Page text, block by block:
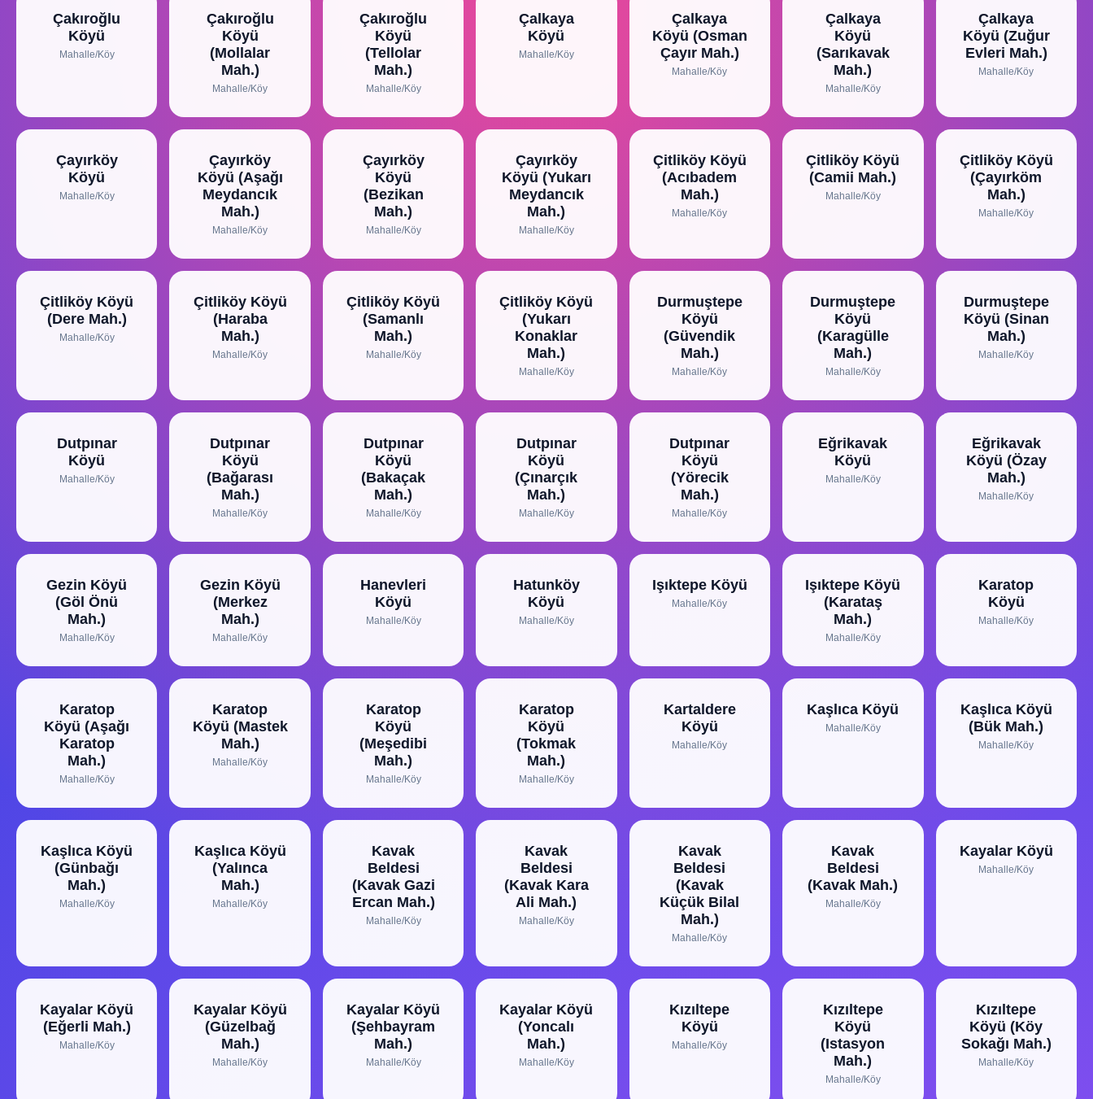
Çakıroğlu
Köyü
Mahalle/Köy
Çakıroğlu
Köyü
(Mollalar
Mah.)
Mahalle/Köy
Çakıroğlu
Köyü
(Tellolar
Mah.)
Mahalle/Köy
Çalkaya
Köyü
Mahalle/Köy
Çalkaya
Köyü (Osman
Çayır Mah.)
Mahalle/Köy
Çalkaya
Köyü
(Sarıkavak
Mah.)
Mahalle/Köy
Çalkaya
Köyü (Zuğur
Evleri Mah.)
Mahalle/Köy
Çayırköy
Köyü
Mahalle/Köy
Çayırköy
Köyü (Aşağı
Meydancık
Mah.)
Mahalle/Köy
Çayırköy
Köyü
(Bezikan
Mah.)
Mahalle/Köy
Çayırköy
Köyü (Yukarı
Meydancık
Mah.)
Mahalle/Köy
Çitliköy Köyü
(Acıbadem
Mah.)
Mahalle/Köy
Çitliköy Köyü
(Camii Mah.)
Mahalle/Köy
Çitliköy Köyü
(Çayırköm
Mah.)
Mahalle/Köy
Çitliköy Köyü
(Dere Mah.)
Mahalle/Köy
Çitliköy Köyü
(Haraba
Mah.)
Mahalle/Köy
Çitliköy Köyü
(Samanlı
Mah.)
Mahalle/Köy
Çitliköy Köyü
(Yukarı
Konaklar
Mah.)
Mahalle/Köy
Durmuştepe
Köyü
(Güvendik
Mah.)
Mahalle/Köy
Durmuştepe
Köyü
(Karagülle
Mah.)
Mahalle/Köy
Durmuştepe
Köyü (Sinan
Mah.)
Mahalle/Köy
Dutpınar
Köyü
Mahalle/Köy
Dutpınar
Köyü
(Bağarası
Mah.)
Mahalle/Köy
Dutpınar
Köyü
(Bakaçak
Mah.)
Mahalle/Köy
Dutpınar
Köyü
(Çınarçık
Mah.)
Mahalle/Köy
Dutpınar
Köyü
(Yörecik
Mah.)
Mahalle/Köy
Eğrikavak
Köyü
Mahalle/Köy
Eğrikavak
Köyü (Özay
Mah.)
Mahalle/Köy
Gezin Köyü
(Göl Önü
Mah.)
Mahalle/Köy
Gezin Köyü
(Merkez
Mah.)
Mahalle/Köy
Hanevleri
Köyü
Mahalle/Köy
Hatunköy
Köyü
Mahalle/Köy
Işıktepe Köyü
Mahalle/Köy
Işıktepe Köyü
(Karataş
Mah.)
Mahalle/Köy
Karatop
Köyü
Mahalle/Köy
Karatop
Köyü (Aşağı
Karatop
Mah.)
Mahalle/Köy
Karatop
Köyü (Mastek
Mah.)
Mahalle/Köy
Karatop
Köyü
(Meşedibi
Mah.)
Mahalle/Köy
Karatop
Köyü
(Tokmak
Mah.)
Mahalle/Köy
Kartaldere
Köyü
Mahalle/Köy
Kaşlıca Köyü
Mahalle/Köy
Kaşlıca Köyü
(Bük Mah.)
Mahalle/Köy
Kaşlıca Köyü
(Günbağı
Mah.)
Mahalle/Köy
Kaşlıca Köyü
(Yalınca
Mah.)
Mahalle/Köy
Kavak
Beldesi
(Kavak Gazi
Ercan Mah.)
Mahalle/Köy
Kavak
Beldesi
(Kavak Kara
Ali Mah.)
Mahalle/Köy
Kavak
Beldesi
(Kavak
Küçük Bilal
Mah.)
Mahalle/Köy
Kavak
Beldesi
(Kavak Mah.)
Mahalle/Köy
Kayalar Köyü
Mahalle/Köy
Kayalar Köyü
(Eğerli Mah.)
Mahalle/Köy
Kayalar Köyü
(Güzelbağ
Mah.)
Mahalle/Köy
Kayalar Köyü
(Şehbayram
Mah.)
Mahalle/Köy
Kayalar Köyü
(Yoncalı
Mah.)
Mahalle/Köy
Kızıltepe
Köyü
Mahalle/Köy
Kızıltepe
Köyü
(Istasyon
Mah.)
Mahalle/Köy
Kızıltepe
Köyü (Köy
Sokağı Mah.)
Mahalle/Köy